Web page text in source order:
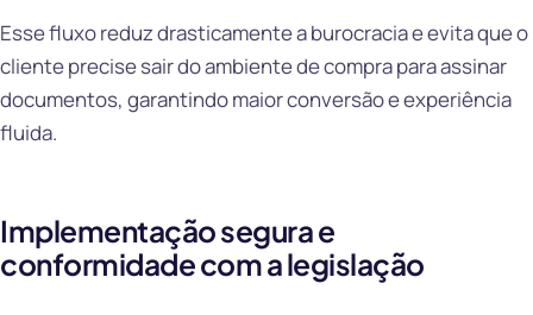
Esse fluxo reduz drasticamente a burocracia e evita que o
cliente precise sair do ambiente de compra para assinar
documentos, garantindo maior conversão e experiência
fluida.
Implementação segura e
conformidade com a legislação